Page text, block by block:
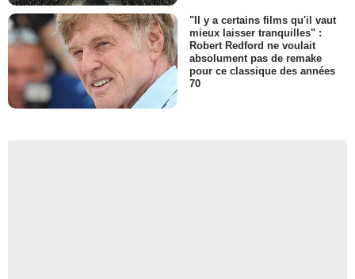
"Il y a certains films qu'il vaut
mieux laisser tranquilles" :
Robert Redford ne voulait
absolument pas de remake
pour ce classique des années
70